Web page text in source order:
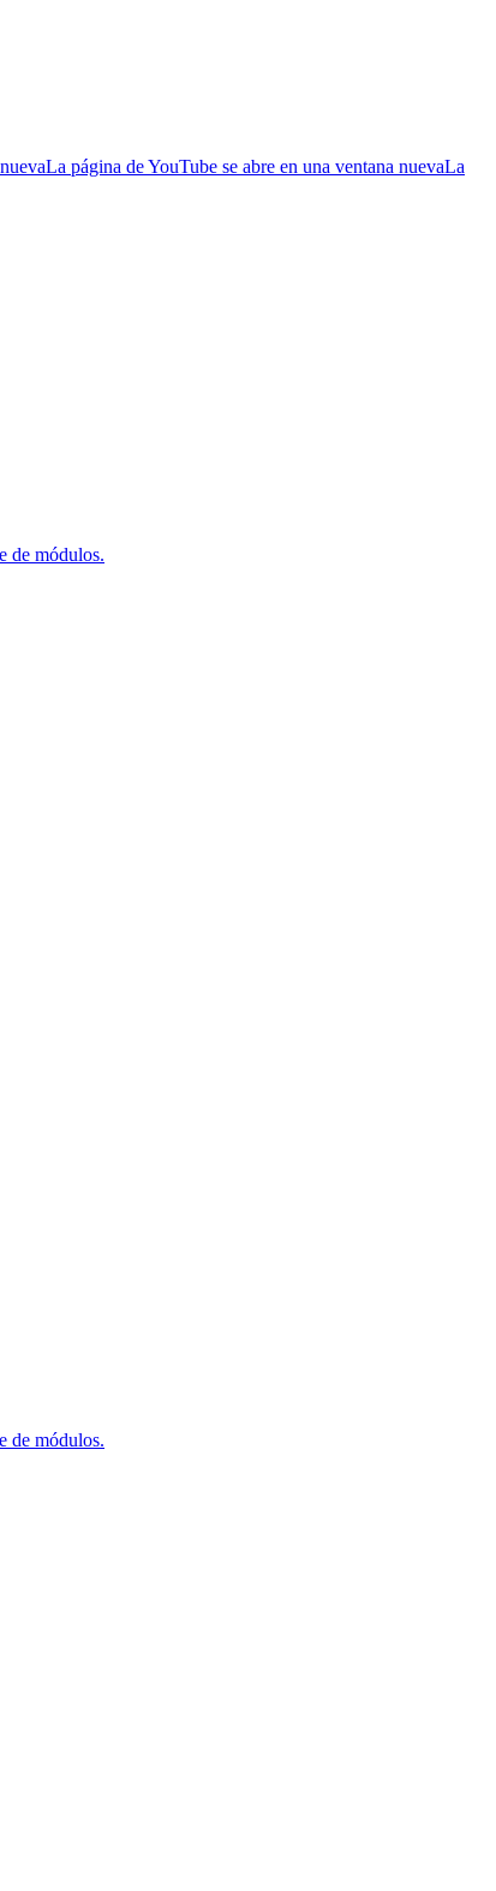
La página de YouTube se abre en una ventana nuevaLa
de módulos.
de módulos.